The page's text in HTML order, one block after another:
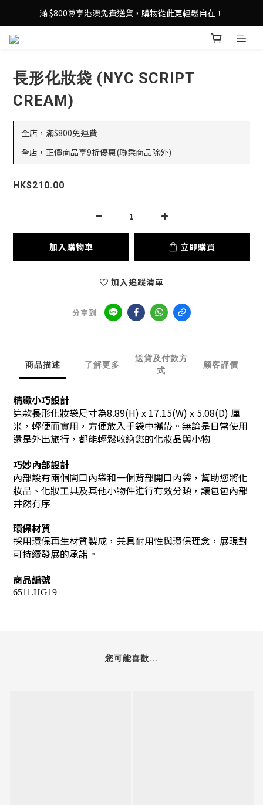
登記成為 LeSportsac網店會員，即享 HK$50 購物金禮遇！
滿 $800尊享港澳免費送貨，購物從此更輕鬆自在！
登記成為 LeSportsac網店會員，即享 HK$50 購物金禮遇！
長形化妝袋 (NYC SCRIPT
CREAM)
全店，滿$800免運費
全店，正價商品享9折優惠(聯乘商品除外)
HK$210.00
加入購物車 立即購買
加入追蹤清單
分享到
商品描述 了解更多
送貨及付款方
式
顧客評價
精緻小巧設計
這款長形化妝袋尺寸為8.89(H) x 17.15(W) x 5.08(D) 厘
米，輕便而實用，方便放入手袋中攜帶。無論是日常使用
還是外出旅行，都能輕鬆收納您的化妝品與小物
巧妙內部設計
內部設有兩個開口內袋和一個背部開口內袋，幫助您將化
妝品、化妝工具及其他小物件進行有效分類，讓包包內部
井然有序
環保材質
採用環保再生材質製成，兼具耐用性與環保理念，展現對
可持續發展的承諾。
商品編號
6511.HG19
您可能喜歡...